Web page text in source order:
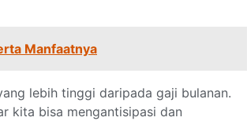
Manfaatnya
lebih tinggi daripada gaji bulanan.
kita bisa mengantisipasi dan